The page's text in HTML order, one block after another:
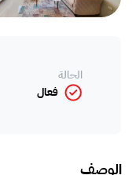
الحالة
فعال
الوصف